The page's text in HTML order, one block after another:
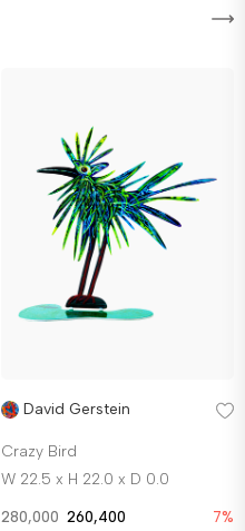
David Gerstein
Crazy Bird
W 22.5 x H 22.0 x D 0.0
280,000 260,400 7%